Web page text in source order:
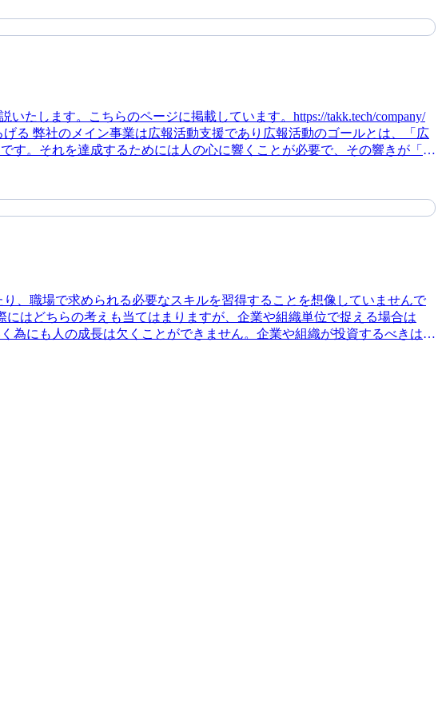
す。それを達成するためには人の心に響くことが必要で、その響きが「感
論、趣味に対してもです。世界中の人々が、高いモチベーションでポジ
容にも、「ありがとう」と言って頂けたり、言えたりすることが理想で
はどちらの考えも当てはまりますが、企業や組織単位で捉える場合は
為にも人の成長は欠くことができません。企業や組織が投資するべきは人
、ビズリーチ会員と、企業の経営層・採用担当者を対象に、リスキリン
pressroom/pressrelease/2023/0404.html 「企業が社
調査ではDXやデジタル化を推進するためのITスキルとされていました
役に立つプロジェクトマネジメントを学ぶには、とにかく実践するしか
る。こういった経験をたくさん積むことの方が圧倒的に刺激があり座学
ことがなかった、広